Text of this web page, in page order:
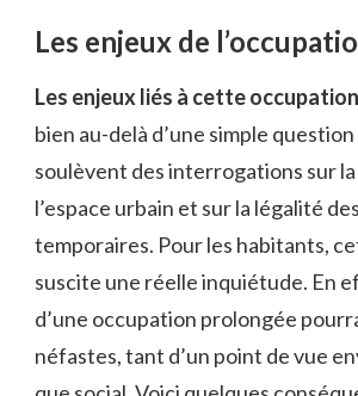
Les enjeux de
Les enjeux liés à cette
bien au-delà d’une simple
soulèvent des interrogations sur
l’espace urbain et sur la légalité
temporaires. Pour les habitants,
suscite une réelle inquiétude. En
d’une occupation prolongée
néfastes, tant d’un point de vue